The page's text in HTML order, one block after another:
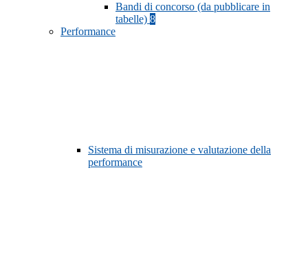
Bandi di concorso (da pubblicare in
tabelle) 8
Performance
Sistema di misurazione e valutazione della
performance